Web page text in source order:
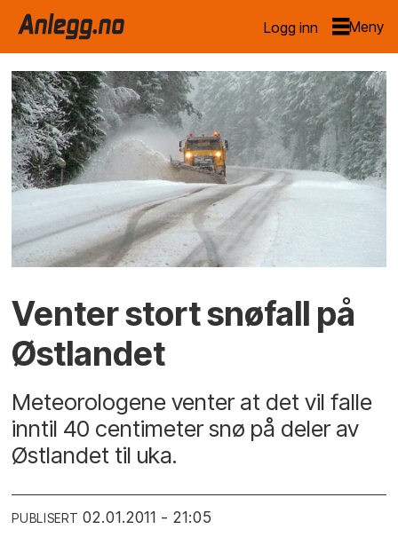
Logg inn
Venter stort snøfall på
Østlandet
Meteorologene venter at det vil falle
inntil 40 centimeter snø på deler av
Østlandet til uka.
PUBLISERT 02.01.2011 - 21:05